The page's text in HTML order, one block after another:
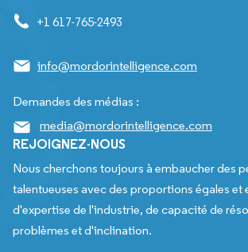
+1 617-765-2493
info@mordorintelligence.com
Demandes des médias :
media@mordorintelligence.com
REJOIGNEZ-NOUS
Nous cherchons toujours à embaucher des
talentueuses avec des proportions égales et
d'expertise de l'industrie, de capacité de
problèmes et d'inclination.